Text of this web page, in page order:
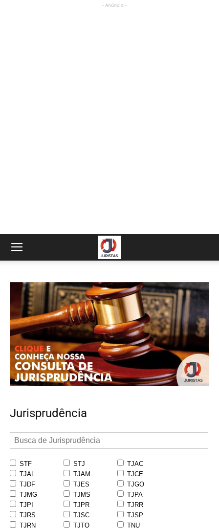
- Anúncio -
Jurisprudência
STF STJ
TJAC
TJAL
TJAM
TJCE
TJDF
TJES
TJGO
TJMG
TJMS
TJPA
TJPI
TJPR
TJRR
TJRS
TJSC
TJSP
TJRN
TJTO
TNU